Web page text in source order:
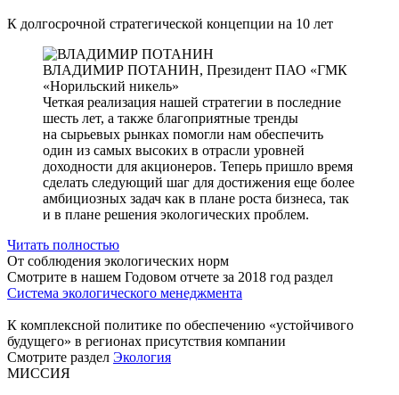
К долгосрочной стратегической концепции на 10 лет
ВЛАДИМИР ПОТАНИН, Президент ПАО «ГМК
«Норильский никель»
Четкая реализация нашей стратегии в последние
шесть лет, а также благоприятные тренды
на сырьевых рынках помогли нам обеспечить
один из самых высоких в отрасли уровней
доходности для акционеров. Теперь пришло время
сделать следующий шаг для достижения еще более
амбициозных задач как в плане роста бизнеса, так
и в плане решения экологических проблем.
Читать полностью
От соблюдения экологических норм
Смотрите в нашем Годовом отчете за 2018 год раздел
Система экологического менеджмента
К комплексной политике по обеспечению «устойчивого
будущего» в регионах присутствия компании
Смотрите раздел Экология
МИССИЯ